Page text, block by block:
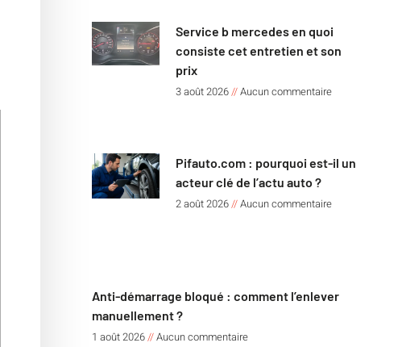
Service b mercedes en quoi
consiste cet entretien et son
prix
3 août 2026
Aucun commentaire
Pifauto.com : pourquoi est-il un
acteur clé de l’actu auto ?
2 août 2026
Aucun commentaire
Anti-démarrage bloqué : comment l’enlever
manuellement ?
1 août 2026 Aucun commentaire